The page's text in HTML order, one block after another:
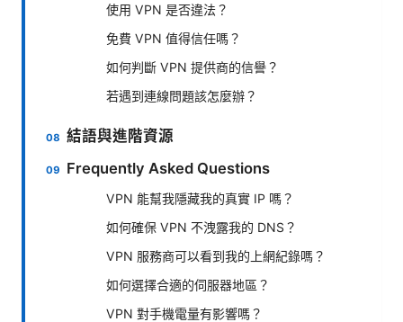
使用 VPN 是否違法？
免費 VPN 值得信任嗎？
如何判斷 VPN 提供商的信譽？
若遇到連線問題該怎麼辦？
結語與進階資源
Frequently Asked Questions
VPN 能幫我隱藏我的真實 IP 嗎？
如何確保 VPN 不洩露我的 DNS？
VPN 服務商可以看到我的上網紀錄嗎？
如何選擇合適的伺服器地區？
VPN 對手機電量有影響嗎？